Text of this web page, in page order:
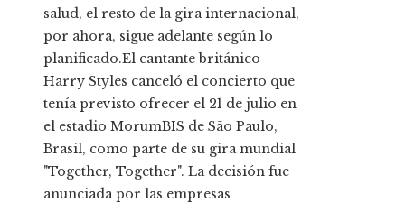
salud, el resto de la gira internacional,
por ahora, sigue adelante según lo
planificado.El cantante británico
Harry Styles canceló el concierto que
tenía previsto ofrecer el 21 de julio en
el estadio MorumBIS de São Paulo,
Brasil, como parte de su gira mundial
"Together, Together". La decisión fue
anunciada por las empresas